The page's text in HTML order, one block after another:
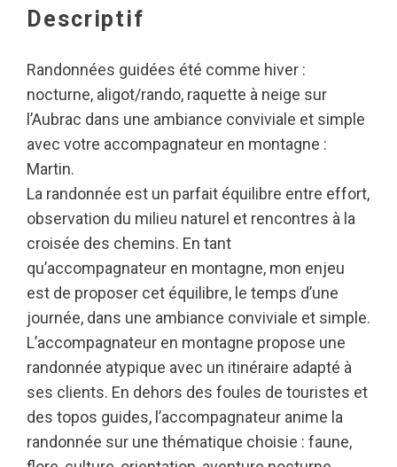
Descriptif
Randonnées guidées été comme hiver :
nocturne, aligot/rando, raquette à neige sur
l’Aubrac dans une ambiance conviviale et simple
avec votre accompagnateur en montagne :
Martin.
La randonnée est un parfait équilibre entre effort,
observation du milieu naturel et rencontres à la
croisée des chemins. En tant
qu’accompagnateur en montagne, mon enjeu
est de proposer cet équilibre, le temps d’une
journée, dans une ambiance conviviale et simple.
L’accompagnateur en montagne propose une
randonnée atypique avec un itinéraire adapté à
ses clients. En dehors des foules de touristes et
des topos guides, l’accompagnateur anime la
randonnée sur une thématique choisie : faune,